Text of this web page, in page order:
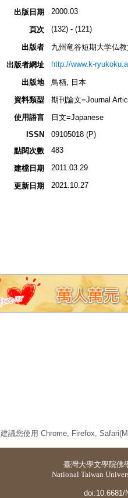
出版日期 2000.03
頁次 (132) - (121)
出版者
九州竜谷短期大学仏
出版者網址
http://www.k-
出版地
鳥栖, 日本
資料類型
期刊論文=Journal
使用語言
日文=Japanese
ISSN
09105018 (P)
點閱次數
483
建檔日期 2011.03.29
更新日期 2021.10.27
建議您使用 Chrome, Firefox,
臺灣大學文學院佛
National Taiwan
doi:10.6681/